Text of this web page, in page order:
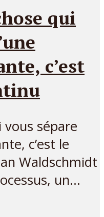
qui
c’est
vous sépare
c’est le
Waldschmidt
un...